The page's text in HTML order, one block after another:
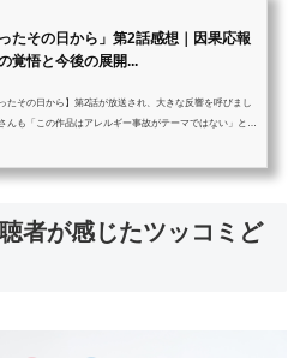
たその日から」第2話感想｜因果応報
覚悟と今後の展開...
たその日から】第2話が放送され、大きな反響を呼びまし
んも「この作品はアレルギー事故がテーマではない」とコ
舞台にした今後の展開予想と注目ポイント「あなたを...
者が感じたツッコミど